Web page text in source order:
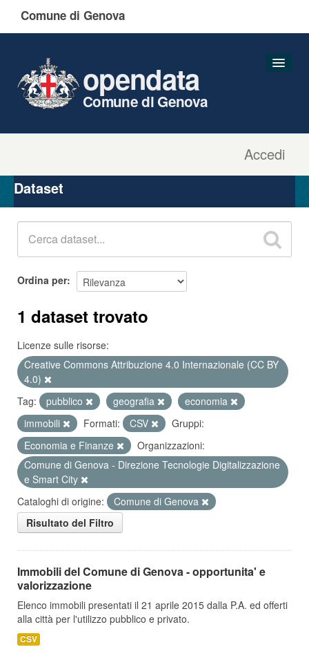
Comune di Genova
Accedi
opendata
Comune di Genova
Organizzazioni
Gruppi
Dataset
Ordina per
1 dataset trovato
Licenze sulle risorse:
Creative Commons Attribuzione 4.0 Internazionale (CC BY
4.0)
Tag:
pubblico geografia
economia
immobili
Formati: CSV
Gruppi:
Economia e Finanze
Organizzazioni:
Comune di Genova - Direzione Tecnologie Digitalizzazione
e Smart City
Cataloghi di origine:
Comune di Genova
Risultato del Filtro
Immobili del Comune di Genova - opportunita' e
valorizzazione
Elenco immobili presentati il 21 aprile 2015 dalla P.A. ed offerti
alla città per l'utilizzo pubblico e privato.
CSV